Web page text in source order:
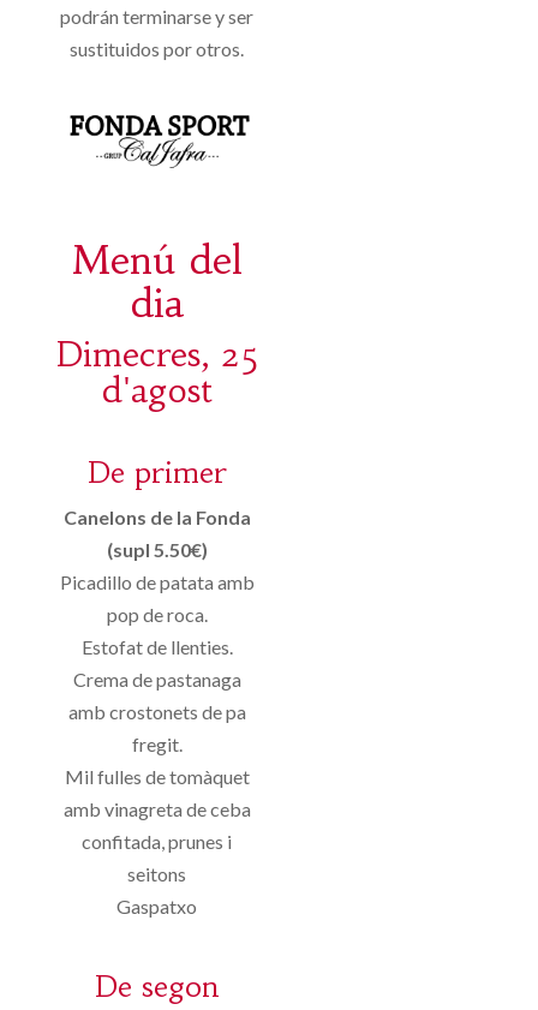
podrán terminarse y ser
sustituidos por otros.
Menú del
dia
Dimecres, 25
d'agost
De primer
Canelons de la Fonda
(supl 5.50€)
Picadillo de patata amb
pop de roca.
Estofat de llenties.
Crema de pastanaga
amb crostonets de pa
fregit.
Mil fulles de tomàquet
amb vinagreta de ceba
confitada, prunes i
seitons
Gaspatxo
De segon